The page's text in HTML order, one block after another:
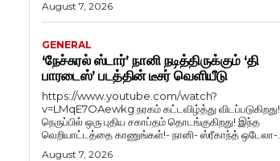
August 7, 2026
GENERAL
‘நேச்சுரல் ஸ்டார்’ நானி நடித்திருக்கும் ‘தி
பாரடைஸ்’ படத்தின் டீசர் வெளியீடு
https://www.youtube.com/watch?
v=LMqE7OAewkg நரகம் கட்டவிழ்த்து விடப்படுகிறது!
நெருப்பில் ஒரு புதிய சகாப்தம் தொடங்குகிறது! இந்த
வெறியாட்டத்தை காணுங்கள்!- நானி- ஸ்ரீகாந்த் ஒடேலா-...
August 7, 2026